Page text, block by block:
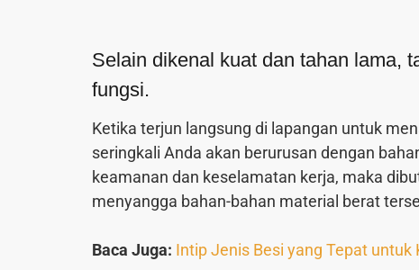
Selain dikenal kuat dan tahan lama,
fungsi.
Ketika terjun langsung di lapangan untuk
seringkali Anda akan berurusan dengan
keamanan dan keselamatan kerja, maka
menyangga bahan-bahan material berat
Baca Juga: Intip Jenis Besi yang Tepat untuk